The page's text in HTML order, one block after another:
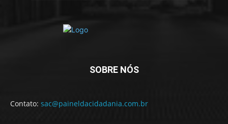
SOBRE NÓS
Contato: sac@paineldacidadania.com.br